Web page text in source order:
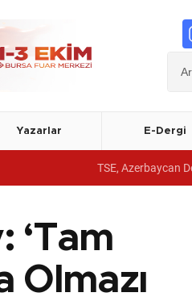
Yazarlar E-Dergi
TSE, Azerbaycan Devlet
‘Tam
Olmazı